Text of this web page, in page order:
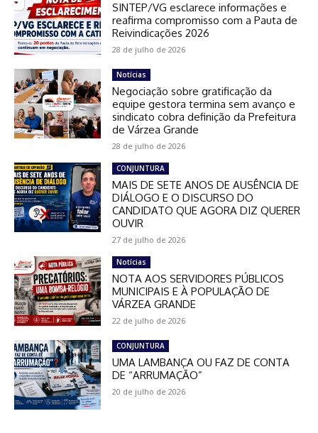
SINTEP/VG esclarece informações e
reafirma compromisso com a Pauta de
Reivindicações 2026
28 de julho de 2026
Notícias
Negociação sobre gratificação da
equipe gestora termina sem avanço e
sindicato cobra definição da Prefeitura
de Várzea Grande
28 de julho de 2026
CONJUNTURA
MAIS DE SETE ANOS DE AUSÊNCIA DE
DIÁLOGO E O DISCURSO DO
CANDIDATO QUE AGORA DIZ QUERER
OUVIR
27 de julho de 2026
Notícias
NOTA AOS SERVIDORES PÚBLICOS
MUNICIPAIS E À POPULAÇÃO DE
VÁRZEA GRANDE
22 de julho de 2026
CONJUNTURA
UMA LAMBANÇA OU FAZ DE CONTA
DE “ARRUMAÇÃO”
20 de julho de 2026